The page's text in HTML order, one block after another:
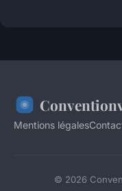
Mentions légales
© 2026